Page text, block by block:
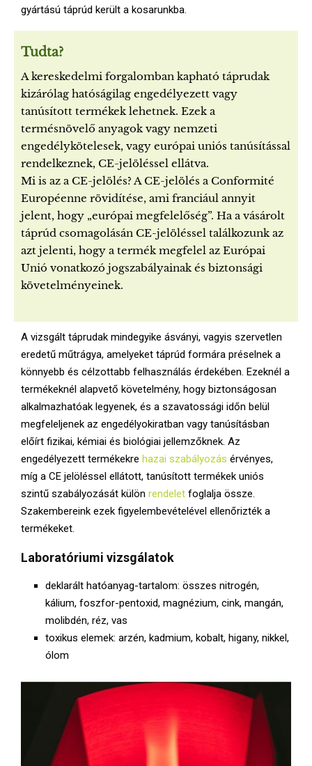
gyártású táprúd került a kosarunkba.
Tudta?
A kereskedelmi forgalomban kapható táprudak
kizárólag hatóságilag engedélyezett vagy
tanúsított termékek lehetnek. Ezek a
termésnövelő anyagok vagy nemzeti
engedélykötelesek, vagy európai uniós tanúsítással
rendelkeznek, CE-jelöléssel ellátva.
Mi is az a CE-jelölés? A CE-jelölés a Conformité
Européenne rövidítése, ami franciául annyit
jelent, hogy „európai megfelelőség”. Ha a vásárolt
táprúd csomagolásán CE-jelöléssel találkozunk az
azt jelenti, hogy a termék megfelel az Európai
Unió vonatkozó jogszabályainak és biztonsági
követelményeinek.
A vizsgált táprudak mindegyike ásványi, vagyis szervetlen
eredetű műtrágya, amelyeket táprúd formára préselnek a
könnyebb és célzottabb felhasználás érdekében. Ezeknél a
termékeknél alapvető követelmény, hogy biztonságosan
alkalmazhatóak legyenek, és a szavatossági időn belül
megfeleljenek az engedélyokiratban vagy tanúsításban
előírt fizikai, kémiai és biológiai jellemzőknek. Az
engedélyezett termékekre hazai szabályozás érvényes,
míg a CE jelöléssel ellátott, tanúsított termékek uniós
szintű szabályozását külön rendelet foglalja össze.
Szakembereink ezek figyelembevételével ellenőrizték a
termékeket.
Laboratóriumi vizsgálatok
deklarált hatóanyag-tartalom: összes nitrogén,
kálium, foszfor-pentoxid, magnézium, cink, mangán,
molibdén, réz, vas
toxikus elemek: arzén, kadmium, kobalt, higany, nikkel,
ólom